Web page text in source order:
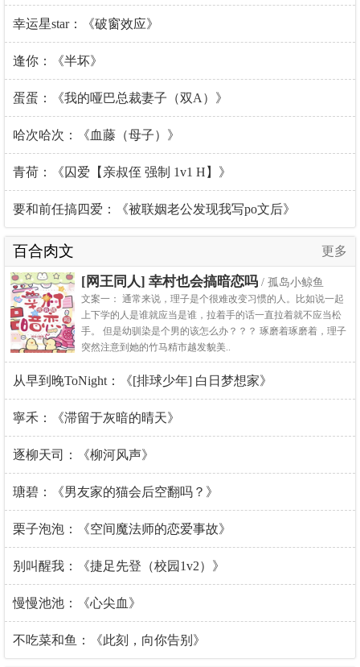
幸运星star：《破窗效应》
逢你：《半坏》
蛋蛋：《我的哑巴总裁妻子（双A）》
哈次哈次：《血藤（母子）》
青荷：《囚爱【亲叔侄 强制 1v1 H】》
要和前任搞四爱：《被联姻老公发现我写po文后》
百合肉文 更多
[网王同人] 幸村也会搞暗恋吗 / 孤岛小鲸鱼
文案一： 通常来说，理子是个很难改变习惯的人。比如说一起
上下学的人是谁就应当是谁，拉着手的话一直拉着就不应当松
手。 但是幼驯染是个男的该怎么办？？？ 琢磨着琢磨着，理子
突然注意到她的竹马精市越发貌美..
从早到晚ToNight：《[排球少年] 白日梦想家》
寧禾：《滞留于灰暗的晴天》
逐柳天司：《柳河风声》
瑭碧：《男友家的猫会后空翻吗？》
栗子泡泡：《空间魔法师的恋爱事故》
别叫醒我：《捷足先登（校园1v2）》
慢慢池池：《心尖血》
不吃菜和鱼：《此刻，向你告别》